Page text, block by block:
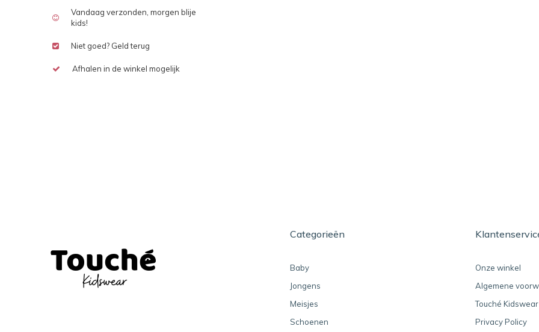
Vandaag verzonden, morgen blije
kids!
Niet goed? Geld terug
Afhalen in de winkel mogelijk
Categorieën
Baby
Jongens
Meisjes
Schoenen
Onze winkel
Algemene
Touché Kidswear
Privacy Policy